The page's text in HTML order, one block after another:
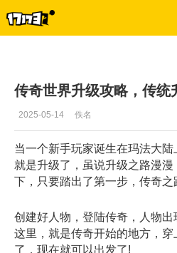
传奇世界升级攻略，传统
2025-05-14 佚名
当一个新手玩家诞生在玛法大
就是升级了，虽说升级之路漫
下，只要踏出了第一步，传奇之
创建好人物，登陆传奇，人物出
这里，就是传奇开始的地方，
了，现在就可以出发了!